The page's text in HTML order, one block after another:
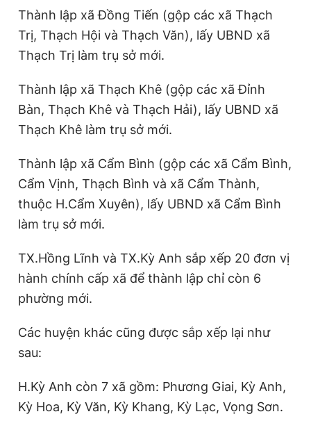
Thành lập xã Đồng Tiến (gộp các xã Thạch
Trị, Thạch Hội và Thạch Văn), lấy UBND xã
Thạch Trị làm trụ sở mới.
Thành lập xã Thạch Khê (gộp các xã Đỉnh
Bàn, Thạch Khê và Thạch Hải), lấy UBND xã
Thạch Khê làm trụ sở mới.
Thành lập xã Cẩm Bình (gộp các xã Cẩm Bình,
Cẩm Vịnh, Thạch Bình và xã Cẩm Thành,
thuộc H.Cẩm Xuyên), lấy UBND xã Cẩm Bình
làm trụ sở mới.
TX.Hồng Lĩnh và TX.Kỳ Anh sắp xếp 20 đơn vị
hành chính cấp xã để thành lập chỉ còn 6
phường mới.
Các huyện khác cũng được sắp xếp lại như
sau:
H.Kỳ Anh còn 7 xã gồm: Phương Giai, Kỳ Anh,
Kỳ Hoa, Kỳ Văn, Kỳ Khang, Kỳ Lạc, Vọng Sơn.